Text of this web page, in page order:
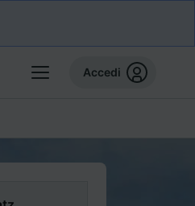
Accedi